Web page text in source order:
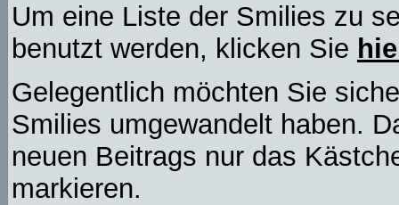
Um eine Liste der Smilies zu
benutzt werden, klicken Sie
Gelegentlich möchten Sie
Smilies umgewandelt haben.
neuen Beitrags nur das
markieren.